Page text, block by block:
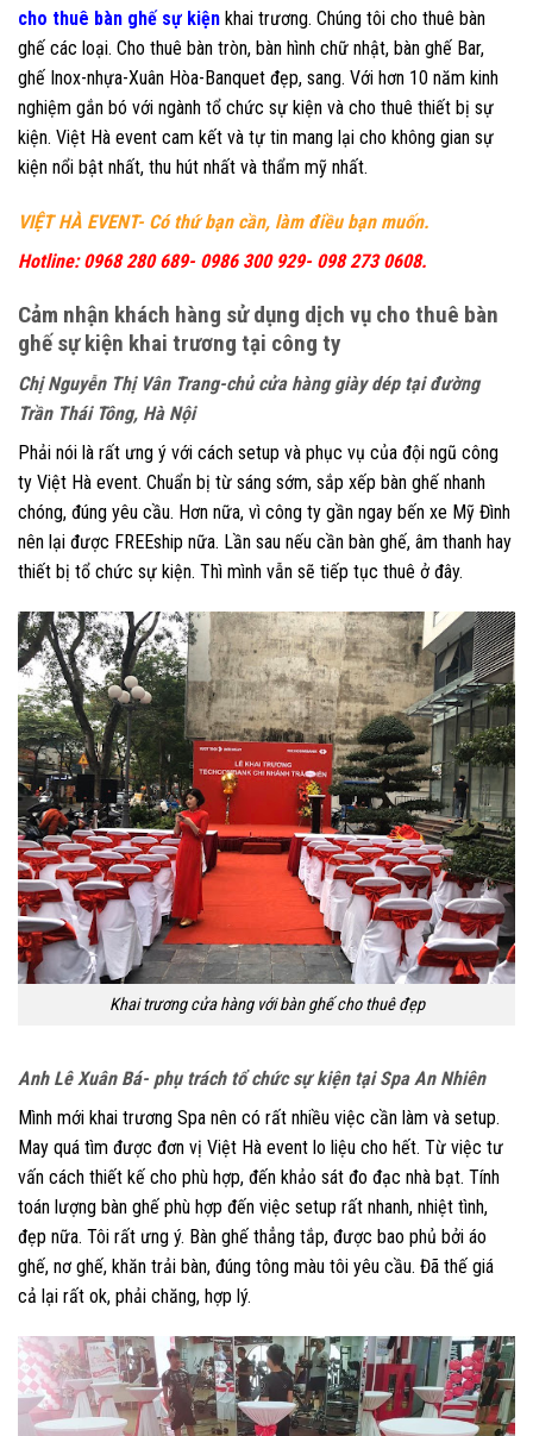
cho thuê bàn ghế sự kiện khai trương. Chúng tôi cho thuê bàn
ghế các loại. Cho thuê bàn tròn, bàn hình chữ nhật, bàn ghế Bar,
ghế Inox-nhựa-Xuân Hòa-Banquet đẹp, sang. Với hơn 10 năm kinh
nghiệm gắn bó với ngành tổ chức sự kiện và cho thuê thiết bị sự
kiện. Việt Hà event cam kết và tự tin mang lại cho không gian sự
kiện nổi bật nhất, thu hút nhất và thẩm mỹ nhất.
VIỆT HÀ EVENT- Có thứ bạn cần, làm điều bạn muốn.
Hotline: 0968 280 689- 0986 300 929- 098 273 0608.
Cảm nhận khách hàng sử dụng dịch vụ cho thuê bàn
ghế sự kiện khai trương tại công ty
Chị Nguyễn Thị Vân Trang-chủ cửa hàng giày dép tại đường
Trần Thái Tông, Hà Nội
Phải nói là rất ưng ý với cách setup và phục vụ của đội ngũ công
ty Việt Hà event. Chuẩn bị từ sáng sớm, sắp xếp bàn ghế nhanh
chóng, đúng yêu cầu. Hơn nữa, vì công ty gần ngay bến xe Mỹ Đình
nên lại được FREEship nữa. Lần sau nếu cần bàn ghế, âm thanh hay
thiết bị tổ chức sự kiện. Thì mình vẫn sẽ tiếp tục thuê ở đây.
Khai trương cửa hàng với bàn ghế cho thuê đẹp
Anh Lê Xuân Bá- phụ trách tổ chức sự kiện tại Spa An Nhiên
Mình mới khai trương Spa nên có rất nhiều việc cần làm và setup.
May quá tìm được đơn vị Việt Hà event lo liệu cho hết. Từ việc tư
vấn cách thiết kế cho phù hợp, đến khảo sát đo đạc nhà bạt. Tính
toán lượng bàn ghế phù hợp đến việc setup rất nhanh, nhiệt tình,
đẹp nữa. Tôi rất ưng ý. Bàn ghế thẳng tắp, được bao phủ bởi áo
ghế, nơ ghế, khăn trải bàn, đúng tông màu tôi yêu cầu. Đã thế giá
cả lại rất ok, phải chăng, hợp lý.